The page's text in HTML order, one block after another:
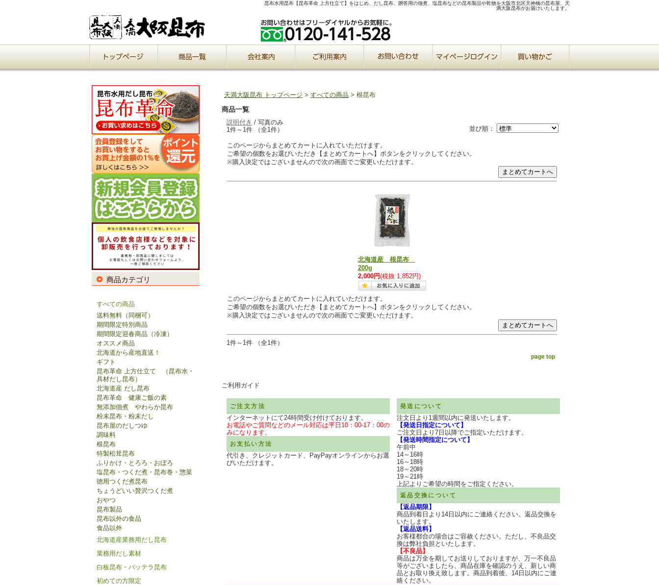
昆布水用昆布【昆布革命 上方仕立て】をはじめ、だし昆布、贈答用の佃煮、塩昆布などの昆布製品や乾物を大阪市北区天神橋の昆布屋、天
満大阪昆布がお届けいたします。
商品カテゴリ
すべての商品
送料無料（同梱可）
期間限定特別商品
期間限定迎春商品（冷凍）
オススメ商品
北海道から産地直送！
ギフト
昆布革命 上方仕立て （昆布水・
具材だし昆布）
北海道産 だし昆布
昆布革命 健康ご飯の素
無添加佃煮 やわらか昆布
粉末昆布・粉末だし
昆布屋のだしつゆ
調味料
根昆布
特製松茸昆布
ふりかけ・とろろ・おぼろ
塩昆布・つくだ煮・昆布巻・惣菜
徳用つくだ煮昆布
ちょうどいい贅沢つくだ煮
おやつ
昆布製品
昆布以外の食品
食品以外
北海道産業務用だし昆布
業務用だし素材
白板昆布・バッテラ昆布
初めての方限定
天満大阪昆布 トップページ > すべての商品 > 根昆布
商品一覧
並び順：
説明付き / 写真のみ
1件～1件 （全1件）
このページからまとめてカートに入れていただけます。
ご希望の個数をお選びいただき【まとめてカートへ】ボタンをクリックしてください。
※購入決定ではございませんので次の画面でご変更いただけます。
北海道産 根昆布
200g
2,000円(税抜 1,852円)
このページからまとめてカートに入れていただけます。
ご希望の個数をお選びいただき【まとめてカートへ】ボタンをクリックしてください。
※購入決定ではございませんので次の画面でご変更いただけます。
1件～1件 （全1件）
page top
ご利用ガイド
ご注文方法
インターネットにて24時間受け付けております。
お電話やご質問などのメール対応は平日10：00-17：00の
みになります。
お支払い方法
代引き、クレジットカード、PayPayオンラインからお選
びいただけます。
発送について
注文日より1週間以内に発送いたします。
【発送日指定について】
ご注文日より7日以降でご指定いただけます。
【発送時間指定について】
午前中
14～16時
16～18時
18～20時
19～21時
上記よりご希望の時間をご指定ください。
返品交換について
【返品期限】
商品到着日より14日以内にご連絡ください。返品交換を
いたします。
【返品送料】
お客様都合の場合はご容赦ください。ただし、不良品交
換は弊社負担といたします。
【不良品】
商品は万全を期してお送りしておりますが、万一不良品
等がございましたら、商品在庫を確認のうえ、新しい商
品とお取り換え致します。商品到着後、14日以内にご連
絡ください。